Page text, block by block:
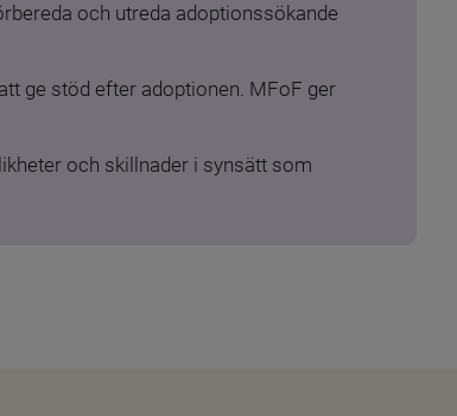
och utreda adoptionssökande
ge stöd efter adoptionen. MFoF ger
och skillnader i synsätt som